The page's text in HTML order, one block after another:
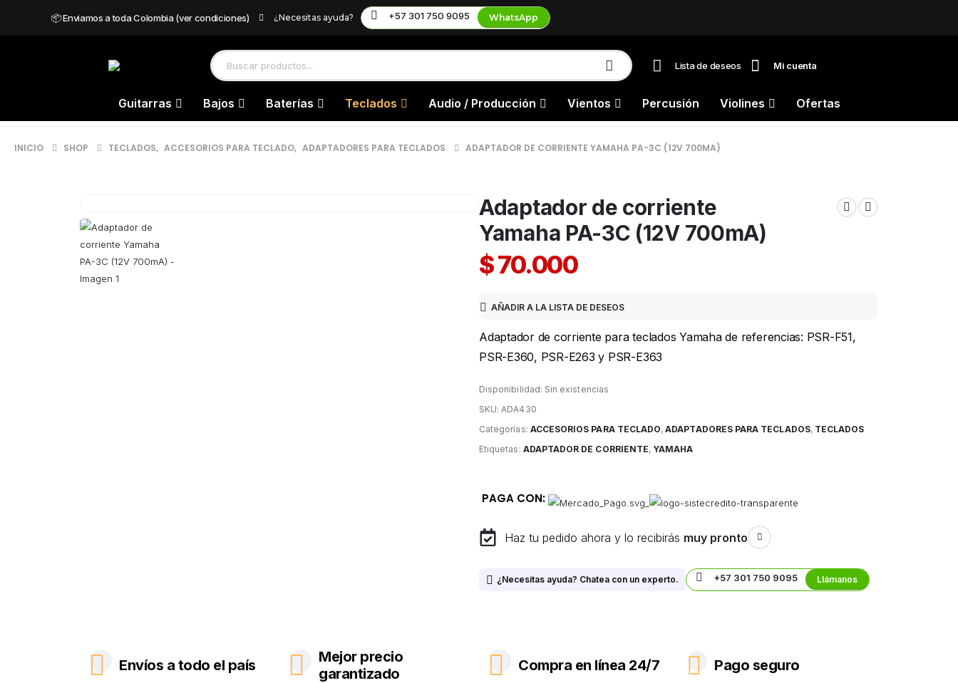
📦 Enviamos a toda Colombia (ver condiciones) ¿Necesitas ayuda? +57 301 750 9095 WhatsApp
Lista de deseos Mi cuenta
Guitarras Bajos Baterías Teclados Audio / Producción Vientos Percusión Violines Ofertas
INICIO SHOP TECLADOS, ACCESORIOS PARA TECLADO, ADAPTADORES PARA TECLADOS ADAPTADOR DE CORRIENTE YAMAHA PA-3C (12V 700MA)
Adaptador de corriente
Yamaha PA-3C (12V 700mA)
$70.000
AÑADIR A LA LISTA DE DESEOS
Adaptador de corriente para teclados Yamaha de referencias: PSR-F51,
PSR-E360, PSR-E263 y PSR-E363
Disponibilidad: Sin existencias
SKU:ADA430
Categorías: ACCESORIOS PARA TECLADO,ADAPTADORES PARA TECLADOS, TECLADOS
Etiquetas: ADAPTADOR DE CORRIENTE, YAMAHA
PAGA CON:
Haz tu pedido ahora y lo recibirás muy pronto
¿Necesitas ayuda? Chatea con un experto. +57 301 750 9095 Llámanos
Envíos a todo el país
Mejor precio
garantizado
Compra en línea 24/7 Pago seguro